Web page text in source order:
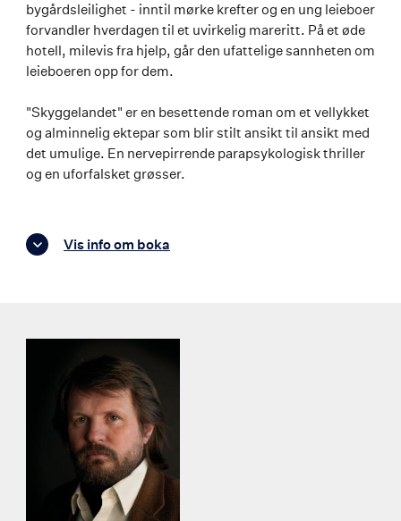
bygårdsleilighet - inntil mørke krefter og en ung leieboer
forvandler hverdagen til et uvirkelig mareritt. På et øde
hotell, milevis fra hjelp, går den ufattelige sannheten om
leieboeren opp for dem.
"Skyggelandet" er en besettende roman om et vellykket
og alminnelig ektepar som blir stilt ansikt til ansikt med
det umulige. En nervepirrende parapsykologisk thriller
og en uforfalsket grøsser.
Vis info om boka